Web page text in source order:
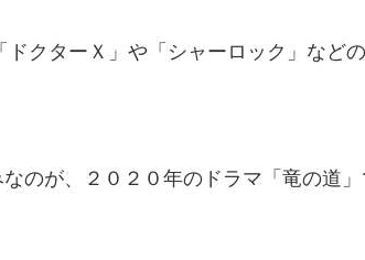
ドクターＸ」や「シャーロック」など
のが、２０２０年のドラマ「竜の道」